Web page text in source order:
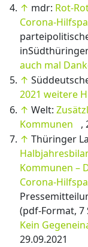
↑ mdr: Rot-
Corona-
auch mal
↑
2021 weitere
↑ Welt:
Kommunen
,
↑ Thüringer
Kommunen –
Corona-
(pdf-Format, 7
Kein
29.09.2021